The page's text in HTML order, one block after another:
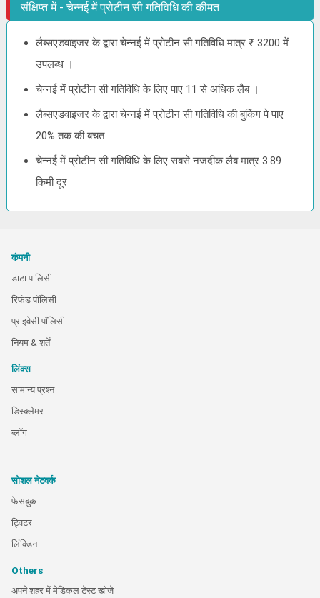
संक्षिप्त में - चेन्नई में प्रोटीन सी गतिविधि की कीमत
लैब्सएडवाइजर के द्वारा चेन्नई में प्रोटीन सी गतिविधि मात्र ₹ 3200 में
उपलब्ध ।
चेन्नई में प्रोटीन सी गतिविधि के लिए पाए 11 से अधिक लैब ।
लैब्सएडवाइजर के द्वारा चेन्नई में प्रोटीन सी गतिविधि की बुकिंग पे पाए
20% तक की बचत
चेन्नई में प्रोटीन सी गतिविधि के लिए सबसे नजदीक लैब मात्र 3.89
किमी दूर
कंपनी
डाटा पालिसी
रिफंड पॉलिसी
प्राइवेसी पॉलिसी
नियम & शर्तें
लिंक्स
सामान्य प्रश्न
डिस्क्लेमर
ब्लॉग
सोशल नेटवर्क
फेसबुक
ट्विटर
लिंक्डिन
Others
अपने शहर में मेडिकल टेस्ट खोजे